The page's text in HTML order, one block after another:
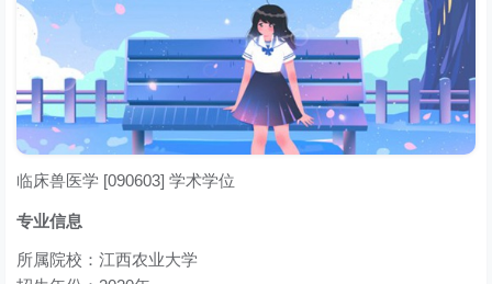
临床兽医学 [090603] 学术学位
专业信息
所属院校：江西农业大学